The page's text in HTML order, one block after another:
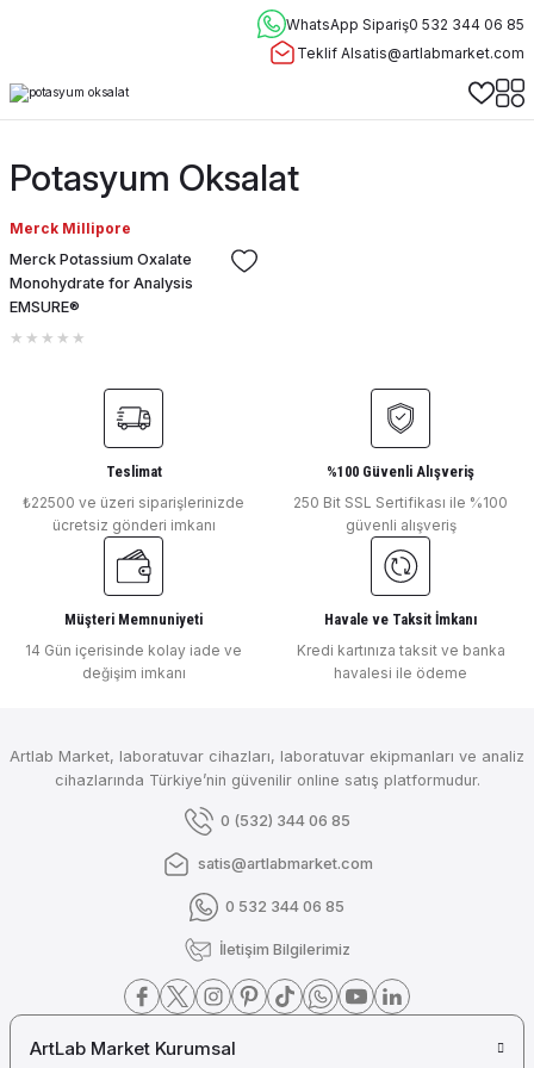
WhatsApp Sipariş0 532 344 06 85
Teklif Alsatis@artlabmarket.com
Potasyum Oksalat
Merck Millipore
Merck Potassium Oxalate
Monohydrate for Analysis
EMSURE®
Teslimat
₺22500 ve üzeri siparişlerinizde
ücretsiz gönderi imkanı
%100 Güvenli Alışveriş
250 Bit SSL Sertifikası ile %100
güvenli alışveriş
Müşteri Memnuniyeti
14 Gün içerisinde kolay iade ve
değişim imkanı
Havale ve Taksit İmkanı
Kredi kartınıza taksit ve banka
havalesi ile ödeme
Artlab Market, laboratuvar cihazları, laboratuvar ekipmanları ve analiz
cihazlarında Türkiye’nin güvenilir online satış platformudur.
0 (532) 344 06 85
satis@artlabmarket.com
0 532 344 06 85
İletişim Bilgilerimiz
ArtLab Market Kurumsal